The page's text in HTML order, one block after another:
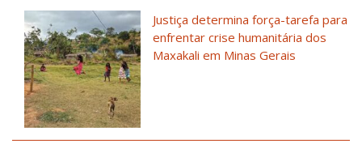
Justiça determina força-tarefa para
enfrentar crise humanitária dos
Maxakali em Minas Gerais